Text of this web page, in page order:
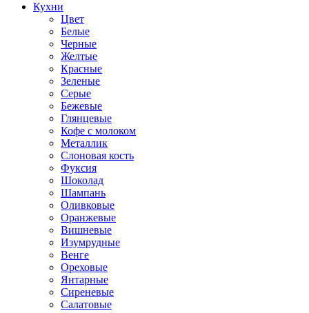
Кухни
Цвет
Белые
Черные
Желтые
Красные
Зеленые
Серые
Бежевые
Глянцевые
Кофе с молоком
Металлик
Слоновая кость
Фуксия
Шоколад
Шампань
Оливковые
Оранжевые
Вишневые
Изумрудные
Венге
Ореховые
Янтарные
Сиреневые
Салатовые